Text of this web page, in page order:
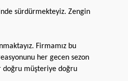
sürdürmekteyiz. Zengin
Firmamız bu
her gecen sezon
doğru müşteriye doğru